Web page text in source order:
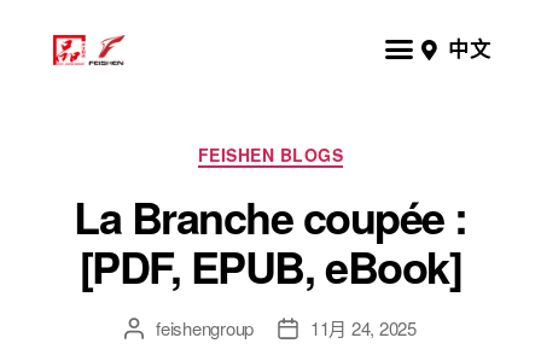
中文
FEISHEN BLOGS
La Branche coupée :
[PDF, EPUB, eBook]
feishengroup 11月 24, 2025